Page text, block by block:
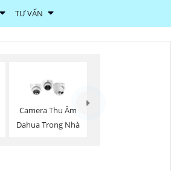
TƯ VẤN
Camera Thu Âm
Dahua Trong Nhà